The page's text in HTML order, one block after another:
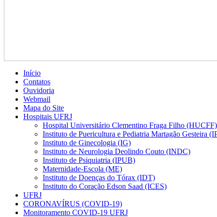
Início
Contatos
Ouvidoria
Webmail
Mapa do Site
Hospitais UFRJ
Hospital Universitário Clementino Fraga Filho (HUCFF)
Instituto de Puericultura e Pediatria Martagão Gesteira
Instituto de Ginecologia (IG)
Instituto de Neurologia Deolindo Couto (INDC)
Instituto de Psiquiatria (IPUB)
Maternidade-Escola (ME)
Instituto de Doenças do Tórax (IDT)
Instituto do Coração Edson Saad (ICES)
UFRJ
CORONAVÍRUS (COVID-19)
Monitoramento COVID-19 UFRJ